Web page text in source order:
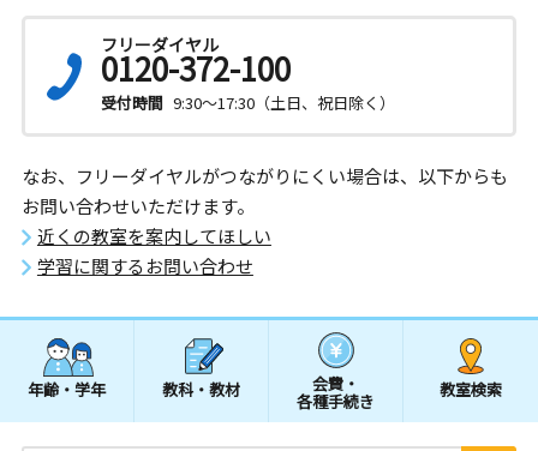
フリーダイヤル
0120-372-100
受付時間 9:30～17:30（土日、祝日除く）
なお、フリーダイヤルがつながりにくい場合は、以下からも
お問い合わせいただけます。
近くの教室を案内してほしい
学習に関するお問い合わせ
年齢・学年 教科・教材 会費・
各種手続き
教室検索